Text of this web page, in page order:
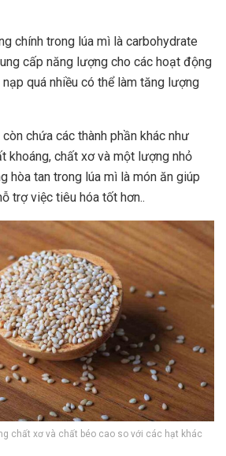
chính trong lúa mì là carbohydrate
cấp năng lượng cho các hoạt động
quá nhiều có thể làm tăng lượng
chứa các thành phần khác như
khoáng, chất xơ và một lượng nhỏ
hòa tan trong lúa mì là món ăn giúp
trợ việc tiêu hóa tốt hơn..
chất xơ và chất béo cao so với các hạt khác